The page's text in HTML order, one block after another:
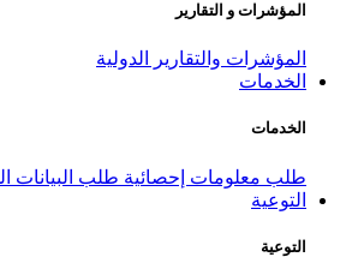
المؤشرات و التقارير
المؤشرات والتقارير الدولية
الخدمات
الخدمات
طلب معلومات إحصائية طلب البيانات
التوعية
التوعية